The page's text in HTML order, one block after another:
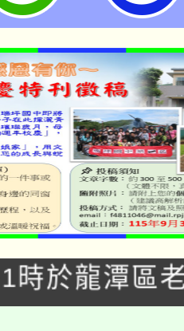
8/29、30在
!
時於龍潭區
局內行報名